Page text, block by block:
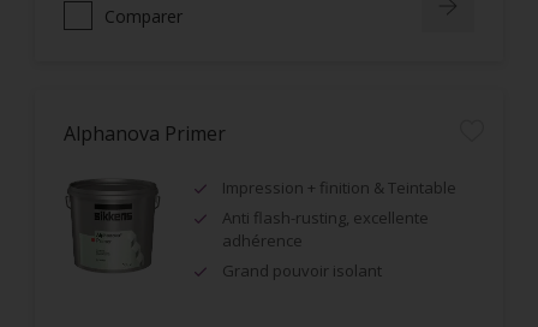
Comparer
Alphanova Primer
Impression + finition & Teintable
Anti flash-rusting, excellente
adhérence
Grand pouvoir isolant